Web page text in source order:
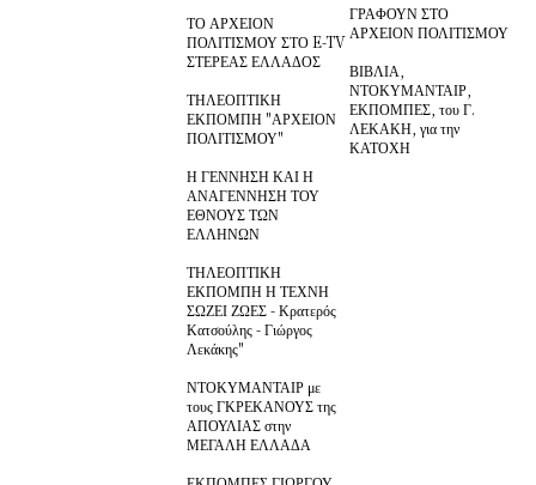
ΤΟ ΑΡΧΕΙΟΝ
ΠΟΛΙΤΙΣΜΟΥ ΣΤΟ E-TV
ΣΤΕΡΕΑΣ ΕΛΛΑΔΟΣ
ΤΗΛΕΟΠΤΙΚΗ
ΕΚΠΟΜΠΗ "ΑΡΧΕΙΟΝ
ΠΟΛΙΤΙΣΜΟΥ"
Η ΓΕΝΝΗΣΗ ΚΑΙ Η
ΑΝΑΓΕΝΝΗΣΗ ΤΟΥ
ΕΘΝΟΥΣ ΤΩΝ
ΕΛΛΗΝΩΝ
ΤΗΛΕΟΠΤΙΚΗ
ΕΚΠΟΜΠΗ Η ΤΕΧΝΗ
ΣΩΖΕΙ ΖΩΕΣ - Κρατερός
Κατσούλης - Γιώργος
Λεκάκης"
ΝΤΟΚΥΜΑΝΤΑΙΡ με
τους ΓΚΡΕΚΑΝΟΥΣ της
ΑΠΟΥΛΙΑΣ στην
ΜΕΓΑΛΗ ΕΛΛΑΔΑ
ΓΡΑΦΟΥΝ ΣΤΟ
ΑΡΧΕΙΟΝ ΠΟΛΙΤΙΣΜΟΥ
ΒΙΒΛΙΑ,
ΝΤΟΚΥΜΑΝΤΑΙΡ,
ΕΚΠΟΜΠΕΣ, του Γ.
ΛΕΚΑΚΗ, για την
ΚΑΤΟΧΗ